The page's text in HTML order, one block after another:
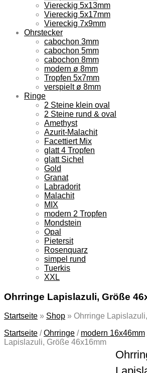
Viereckig 5x13mm
Viereckig 5x17mm
Viereckig 7x9mm
Ohrstecker
cabochon 3mm
cabochon 5mm
cabochon 8mm
modern ø 8mm
Tropfen 5x7mm
verspielt ø 8mm
Ringe
2 Steine klein oval
2 Steine rund & oval
Amethyst
Azurit-Malachit
Facettiert Mix
glatt 4 Tropfen
glatt Sichel
Gold
Granat
Labradorit
Malachit
MIX
modern 2 Tropfen
Mondstein
Opal
Pietersit
Rosenquarz
simpel rund
Tuerkis
XXL
Ohrringe Lapislazuli, Größe
Startseite » Shop » Ohrringe
Startseite /Ohrringe / modern 16x46mm
Lapislazuli, Größe 46x16mm